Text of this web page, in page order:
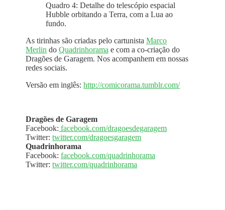
Quadro 4: Detalhe do telescópio espacial
Hubble orbitando a Terra, com a Lua ao
fundo.
As tirinhas são criadas pelo cartunistaMarco
Merlin doQuadrinhorama e com a co-criação do
Dragões de Garagem. Nos acompanhem em nossas
redes sociais.
Versão em inglês:http://comicorama.tumblr.com/
Dragões de Garagem
Facebook: facebook.com/dragoesdegaragem
Twitter:twitter.com/dragoesgaragem
Quadrinhorama
Facebook:facebook.com/quadrinhorama
Twitter:twitter.com/quadrinhorama